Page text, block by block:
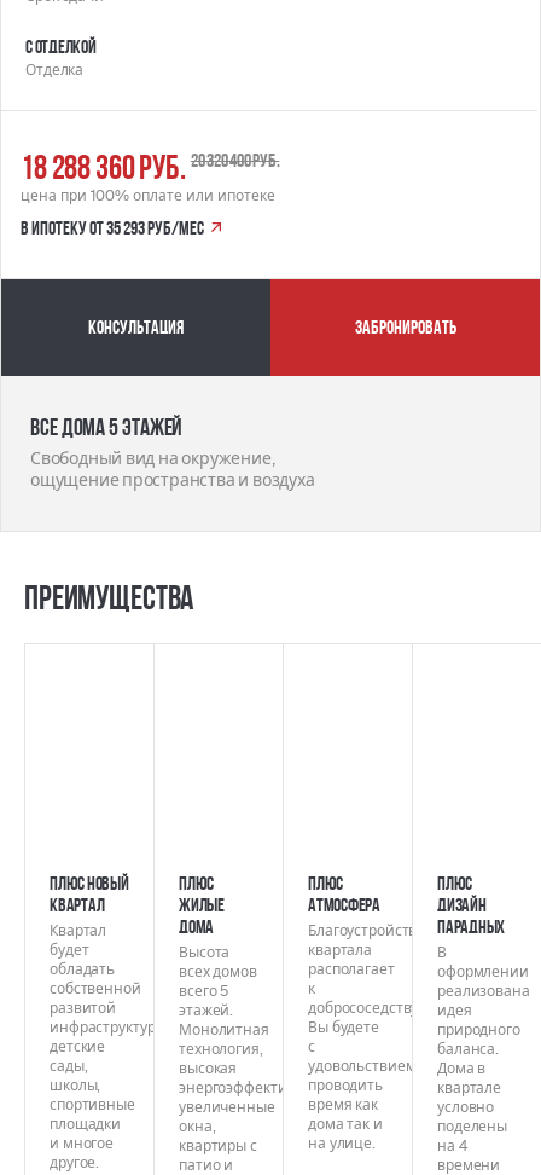
С отделкой
Отделка
18 288 360 руб. 20 320 400 руб.
цена при 100% оплате или ипотеке
в ипотеку от 35 293 руб/мес
Консультация забронировать
Все дома 5 этажей
Свободный вид на окружение,
ощущение пространства и воздуха
Преимущества
ПЛЮС НОВЫЙ
КВАРТАЛ
Квартал
будет
обладать
собственной
развитой
инфраструктурой:
детские
сады,
школы,
спортивные
площадки
и многое
другое.
ПЛЮС
ЖИЛЫЕ
ДОМА
Высота
всех домов
всего 5
этажей.
Монолитная
технология,
высокая
энергоэффективность,
увеличенные
окна,
квартиры с
патио и
ПЛЮС
АТМОСФЕРА
Благоустройство
квартала
располагает
к
добрососедству.
Вы будете
с
удовольствием
проводить
время как
дома так и
на улице.
ПЛЮС
ДИЗАЙН
ПАРАДНЫХ
В
оформлении
реализована
идея
природного
баланса.
Дома в
квартале
условно
поделены
на 4
времени